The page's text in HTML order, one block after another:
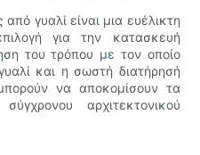
γυαλί είναι μια ευέλικτη
για την κατασκευή
του τρόπου με τον οποίο
και η σωστή διατήρησή
να αποκομίσουν τα
αρχιτεκτονικού